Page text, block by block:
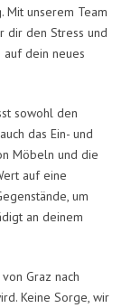
Mit unserem Team
dir den Stress und
auf dein neues
sowohl den
das Ein- und
Möbeln und die
auf eine
um
an deinem
Graz nach
Keine Sorge, wir